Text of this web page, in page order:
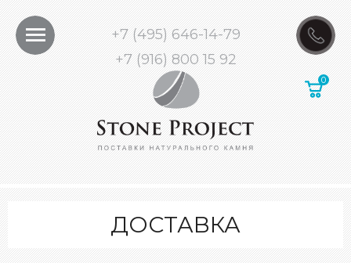
+7 (495) 646-14-79
+7 (916) 800 15 92
ДОСТАВКА